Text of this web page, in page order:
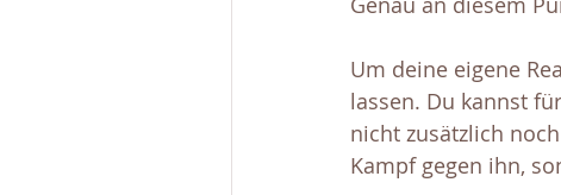
Um deine eigene
lassen. Du kannst
nicht zusätzlich
Kampf gegen ihn,